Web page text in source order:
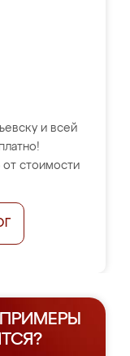
и всей
стоимости